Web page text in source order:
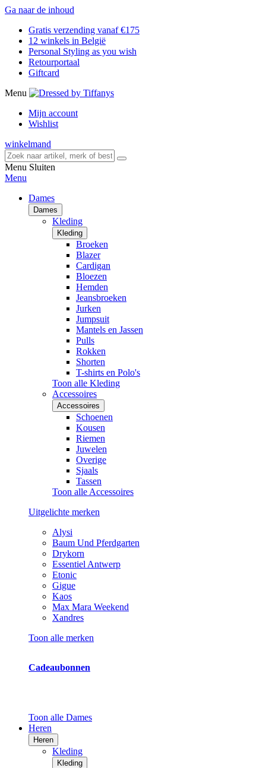
Ga naar de inhoud
Gratis verzending vanaf €175
12 winkels in België
Personal Styling as you wish
Retourportaal
Giftcard
Menu
Mijn account
Wishlist
winkelmand
Menu Sluiten
Menu
Dames
Dames
Kleding
Kleding
Broeken
Blazer
Cardigan
Bloezen
Hemden
Jeansbroeken
Jurken
Jumpsuit
Mantels en Jassen
Pulls
Rokken
Shorten
T-shirts en Polo's
Toon alle Kleding
Accessoires
Accessoires
Schoenen
Kousen
Riemen
Juwelen
Overige
Sjaals
Tassen
Toon alle Accessoires
Uitgelichte merken
Alysi
Baum Und Pferdgarten
Drykorn
Essentiel Antwerp
Etonic
Gigue
Kaos
Max Mara Weekend
Xandres
Toon alle merken
Cadeaubonnen
Toon alle Dames
Heren
Heren
Kleding
Kleding